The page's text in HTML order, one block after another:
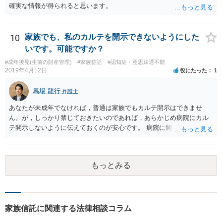
確実な情報が得られると思います。
10
家族でも、私のカルテを開示できないようにした
いです。可能ですか？
#成年後見(生前の財産管理) #家族信託 #認知症・意思疎通不能
2019年4月12日 役にたった 1
馬場 龍行 弁護士
あなたが未成年でなければ，普通は家族でもカルテ開示はできませ
ん。が，しっかり禁じておきたいのであれば，あらかじめ病院にカル
テ開示しないように伝えておくのが安心です。 病院に開示しないよう
可能性は低いのでコストパフォーマンスとしてはどうかなという感じ
がします。
もっとみる
家族信託に関連する法律相談コラム